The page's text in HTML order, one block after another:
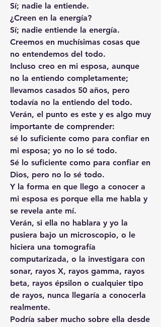
Sí; nadie la entiende.
¿Creen en la energía?
Sí; nadie entiende la energía.
Creemos en muchísimas cosas que
no entendemos del todo.
Incluso creo en mi esposa, aunque
no la entiendo completamente;
llevamos casados 50 años, pero
todavía no la entiendo del todo.
Verán, el punto es este y es algo muy
importante de comprender:
sé lo suficiente como para confiar en
mi esposa; yo no lo sé todo.
Sé lo suficiente como para confiar en
Dios, pero no lo sé todo.
Y la forma en que llego a conocer a
mi esposa es porque ella me habla y
se revela ante mí.
Verán, si ella no hablara y yo la
pusiera bajo un microscopio, o le
hiciera una tomografía
computarizada, o la investigara con
sonar, rayos X, rayos gamma, rayos
beta, rayos épsilon o cualquier tipo
de rayos, nunca llegaría a conocerla
realmente.
Podría saber mucho sobre ella desde